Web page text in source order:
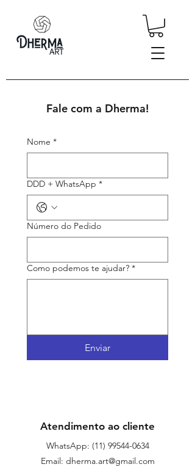
Fale com a Dherma!
Nome *
DDD + WhatsApp *
Número do Pedido
Como podemos te ajudar? *
Enviar
Atendimento ao cliente
WhatsApp: (11) 99544-0634
Email: dherma.art@gmail.com